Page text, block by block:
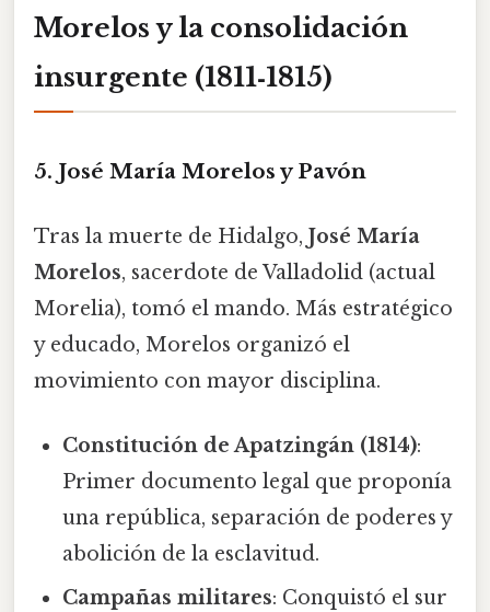
Morelos y la consolidación
insurgente (1811‑1815)
5. José María Morelos y Pavón
Tras la muerte de Hidalgo, José María
Morelos, sacerdote de Valladolid (actual
Morelia), tomó el mando. Más estratégico
y educado, Morelos organizó el
movimiento con mayor disciplina.
Constitución de Apatzingán (1814):
Primer documento legal que proponía
una república, separación de poderes y
abolición de la esclavitud.
Campañas militares: Conquistó el sur